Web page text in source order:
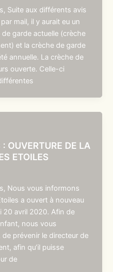
Suite aux différents avis
mail, il y aurait eu un
garde actuelle (crèche
et la crèche de garde
annuelle. La crèche de
ouverte. Celle-ci
OUVERTURE DE LA
ETOILES
Nous vous informons
a ouvert à nouveau
20 avril 2020. Afin de
nous vous
prévenir le directeur de
afin qu’il puisse
de